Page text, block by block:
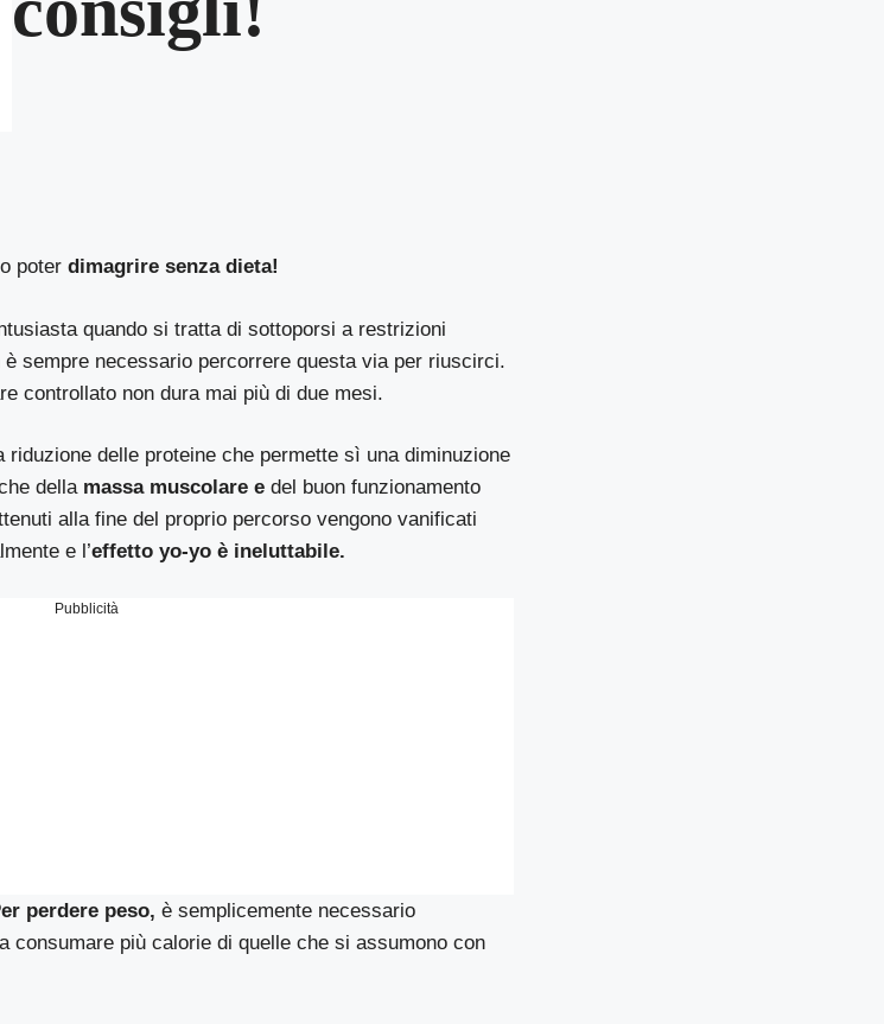
poterdimagrire senza dieta!
quando si tratta di sottoporsi a restrizioni
sempre necessario percorrere questa via per riuscirci.
controllato non dura mai più di due mesi.
delle proteine che permette sì una diminuzione
dellamassa muscolare e del buon funzionamento
alla fine del proprio percorso vengono vanificati
e l’effetto yo-yo è ineluttabile.
Pubblicità
perdere peso, è semplicemente necessario
consumare più calorie di quelle che si assumono con